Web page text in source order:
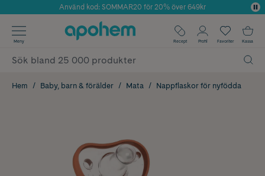
Årets Butik 2025 inom Skönhet
Använd kod: SOMMAR20 för 20% över 649kr
✓ Fri frakt
✓ Poäng på alla köp*
Meny Recept Profil Favoriter Kassa
Hem Baby, barn & förälder Mata Nappflaskor för nyfödda